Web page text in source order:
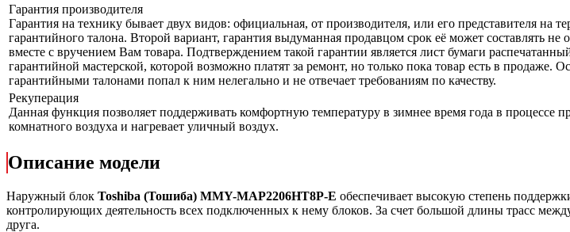
Гарантия производителя
Гарантия на технику бывает двух видов: официальная, от производителя, или его представителя на
гарантийного талона. Второй вариант, гарантия выдуманная продавцом срок её может составлять
вместе с вручением Вам товара. Подтверждением такой гарантии является лист бумаги
гарантийной мастерской, которой возможно платят за ремонт, но только пока товар есть в продаже.
гарантийными талонами попал к ним нелегально и не отвечает требованиям по качеству.
Рекуперация
Данная функция позволяет поддерживать комфортную температуру в зимнее время года в процессе
комнатного воздуха и нагревает уличный воздух.
Описание модели
Наружный блок Toshiba (Тошиба) MMY-MAP2206HT8P-E обеспечивает высокую степень
контролирующих деятельность всех подключенных к нему блоков. За счет большой длины трасс
друга.